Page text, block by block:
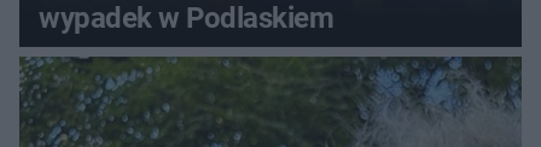
wypadek w Podlaskiem